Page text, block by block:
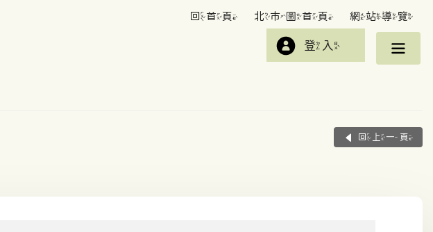
回首頁 北市圖首頁 網站導覽
登入
回上一頁